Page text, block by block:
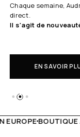
Chaque semaine,
direct.
Il s'agit de
EN SAVOIR